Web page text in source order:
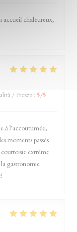
accueil chaleureux,
/ Prezzo : 5/5
à l'accoutumée,
moments passés
extrême
gastronomie